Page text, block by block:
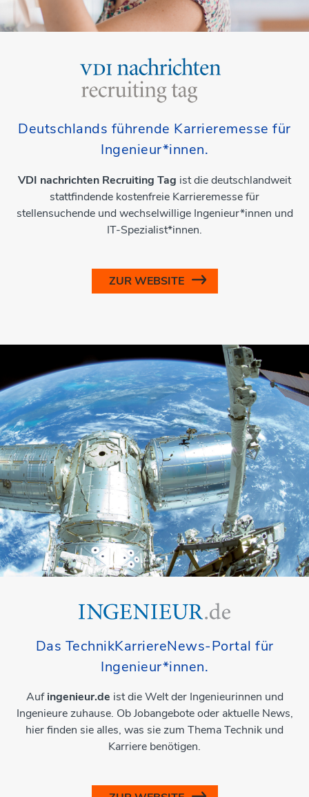
Deutschlands führende Karrieremesse für
Ingenieur*innen.
VDI nachrichten Recruiting Tag ist die deutschlandweit
stattfindende kostenfreie Karrieremesse für
stellensuchende und wechselwillige Ingenieur*innen und
IT-Spezialist*innen.
ZUR WEBSITE
Das TechnikKarriereNews-Portal für
Ingenieur*innen.
Aufingenieur.de ist die Welt der Ingenieurinnen und
Ingenieure zuhause. Ob Jobangebote oder aktuelle News,
hier finden sie alles, was sie zum Thema Technik und
Karriere benötigen.